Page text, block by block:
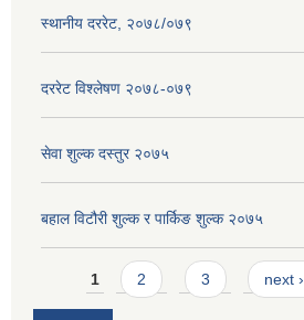
स्थानीय दररेट, २०७८/०७९
दररेट विश्लेषण २०७८-०७९
सेवा शुल्क दस्तुर २०७५
बहाल विटौरी शुल्क र पार्किङ शुल्क २०७५
Pages
1 2 3 next ›